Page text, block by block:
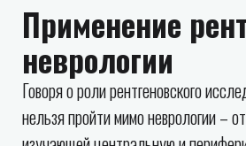
Применение
неврологии
Говоря о роли рентгеновского
нельзя пройти мимо неврологии –